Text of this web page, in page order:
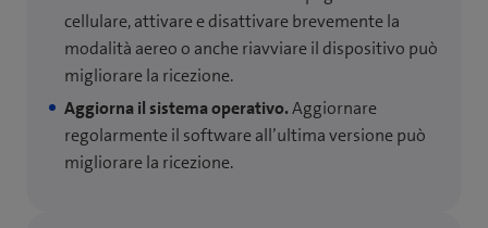
cellulare, attivare e disattivare brevemente la
modalità aereo o anche riavviare il dispositivo può
migliorare la ricezione.
Aggiorna il sistema operativo.Aggiornare
regolarmente il software all’ultima versione può
migliorare la ricezione.